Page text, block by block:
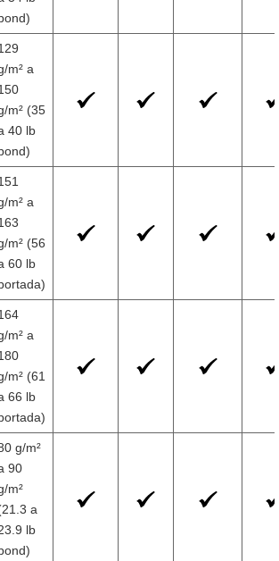
m² a
m² (35
40 lb
m² a
m² (56
60 lb
m² a
m² (61
66 lb
g/m²
90
m²
a
lb